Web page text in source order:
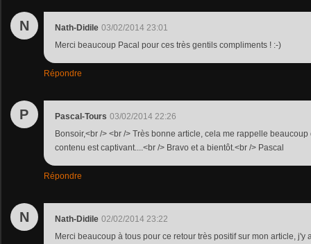
N Nath-Didile 03/02/2014 23:01
Merci beaucoup Pacal pour ces très gentils compliments ! :-)
Répondre
P Pascal-Tours 03/02/2014 22:26
Bonsoir,<br /> <br /> Très bonne article, cela me rappelle
contenu est captivant....<br /> Bravo et a bientôt.<br /> Pascal
Répondre
N Nath-Didile 02/02/2014 23:22
Merci beaucoup à tous pour ce retour très positif sur mon article, j'y